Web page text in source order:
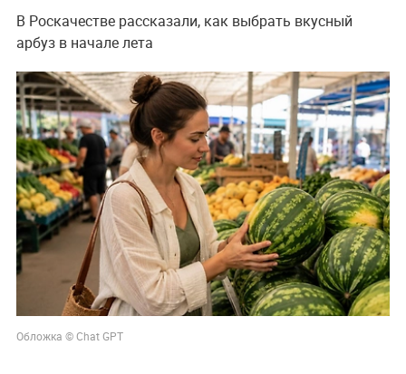
В Роскачестве рассказали, как выбрать вкусный
арбуз в начале лета
Обложка © Chat GPT